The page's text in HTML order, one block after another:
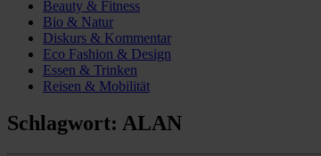
Beauty & Fitness
Bio & Natur
Diskurs & Kommentar
Eco Fashion & Design
Essen & Trinken
Reisen & Mobilität
Schlagwort: ALAN